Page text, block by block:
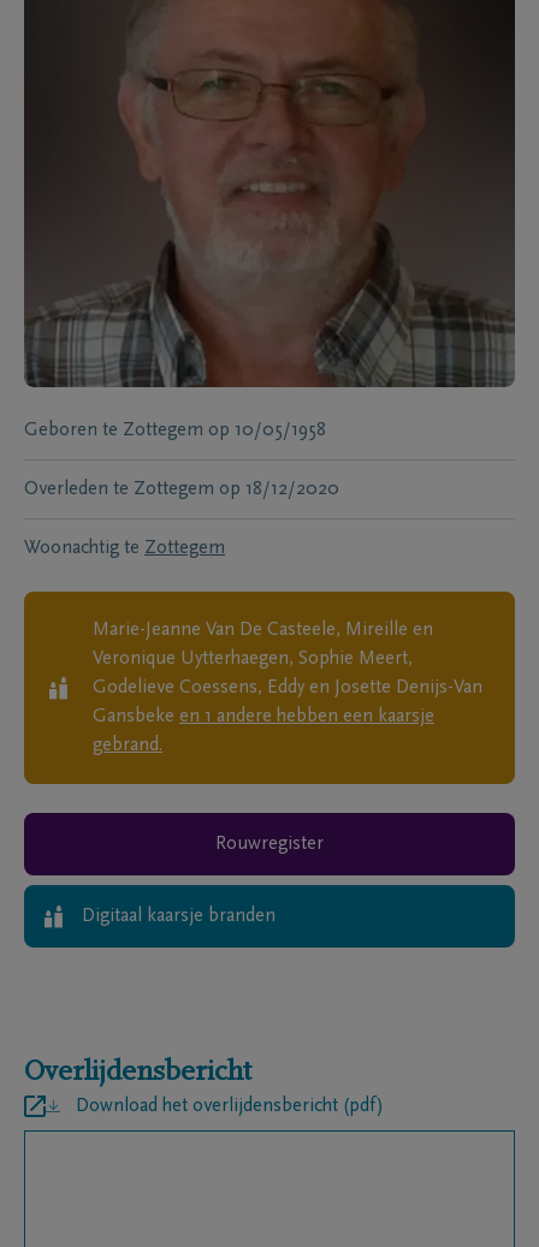
Geboren te Zottegem op 10/05/1958
Overleden te Zottegem op 18/12/2020
Woonachtig te Zottegem
Marie-Jeanne Van De Casteele, Mireille en
Veronique Uytterhaegen, Sophie Meert,
Godelieve Coessens, Eddy en Josette Denijs-Van
Gansbeke en 1 andere hebben een kaarsje
gebrand.
Rouwregister
Digitaal kaarsje branden
Overlijdensbericht
Download het overlijdensbericht (pdf)